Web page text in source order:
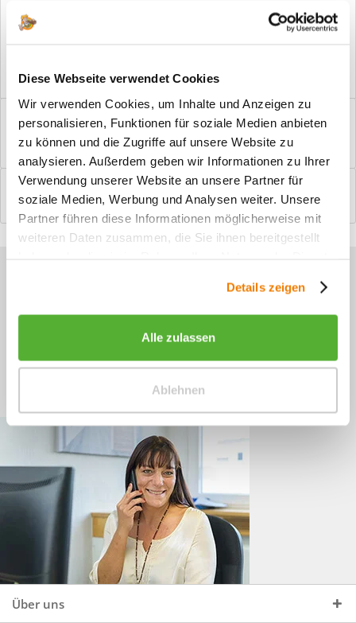
Diese Webseite verwendet Cookies
Wir verwenden Cookies, um Inhalte und Anzeigen zu
personalisieren, Funktionen für soziale Medien anbieten
zu können und die Zugriffe auf unsere Website zu
analysieren. Außerdem geben wir Informationen zu Ihrer
Verwendung unserer Website an unsere Partner für
soziale Medien, Werbung und Analysen weiter. Unsere
Partner führen diese Informationen möglicherweise mit
weiteren Daten zusammen, die Sie ihnen bereitgestellt
Details zeigen
Alle zulassen
Ablehnen
Vorteile
Windfangelemente online am Bildschirm konfigurieren und
einbaufertig bestellen. In wenigen...
Bewertungen
0
Bewertungen lesen, schreiben und diskutieren...mehr
Sie haben Fragen zu unseren
+49 (0)4244 965 34 04
Mo - Do, 09:00 - 16:00 Uhr
und Fr, 09:00 - 13:00 Uhr
Über uns